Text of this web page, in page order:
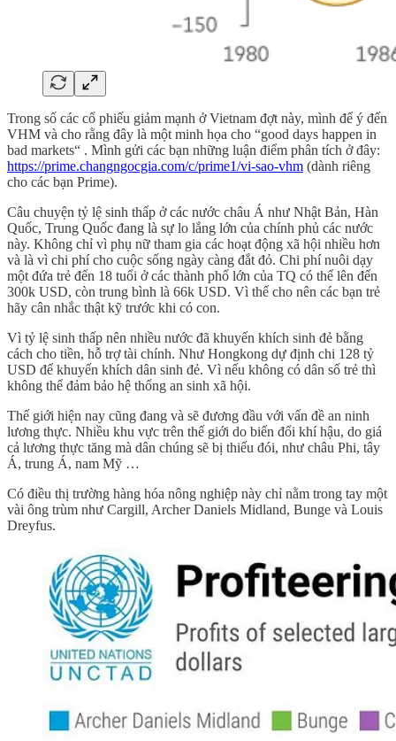
Trong số các cổ phiếu giảm mạnh ở Vietnam đợt này, mình để ý đến
VHM và cho rằng đây là một minh họa cho “good days happen in
bad markets“ . Mình gửi các bạn những luận điểm phân tích ở đây:
https://prime.changngocgia.com/c/prime1/vi-sao-vhm (dành riêng
cho các bạn Prime).
Câu chuyện tỷ lệ sinh thấp ở các nước châu Á như Nhật Bản, Hàn
Quốc, Trung Quốc đang là sự lo lắng lớn của chính phủ các nước
này. Không chỉ vì phụ nữ tham gia các hoạt động xã hội nhiều hơn
và là vì chi phí cho cuộc sống ngày càng đắt đỏ. Chi phí nuôi dạy
một đứa trẻ đến 18 tuổi ở các thành phố lớn của TQ có thể lên đến
300k USD, còn trung bình là 66k USD. Vì thế cho nên các bạn trẻ
hãy cân nhắc thật kỹ trước khi có con.
Vì tỷ lệ sinh thấp nên nhiều nước đã khuyến khích sinh đẻ bằng
cách cho tiền, hỗ trợ tài chính. Như Hongkong dự định chi 128 tỷ
USD để khuyến khích dân sinh đẻ. Vì nếu không có dân số trẻ thì
không thể đảm bảo hệ thống an sinh xã hội.
Thế giới hiện nay cũng đang và sẽ đương đầu với vấn đề an ninh
lương thực. Nhiều khu vực trên thế giới do biến đổi khí hậu, do giá
cả lương thực tăng mà dân chúng sẽ bị thiếu đói, như châu Phi, tây
Á, trung Á, nam Mỹ …
Có điều thị trường hàng hóa nông nghiệp này chỉ nằm trong tay một
vài ông trùm như Cargill, Archer Daniels Midland, Bunge và Louis
Dreyfus.